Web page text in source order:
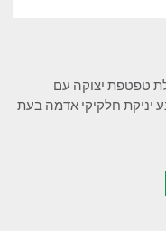
טפטפת יצוקה עם
יניקת חלקיקי אדמה בעת